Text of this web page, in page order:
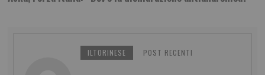
ILTORINESE POST RECENTI